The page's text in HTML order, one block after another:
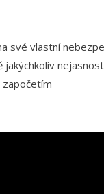
své vlastní
jakýchkoliv